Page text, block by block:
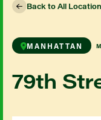
Back to All
MANHATTAN
79th